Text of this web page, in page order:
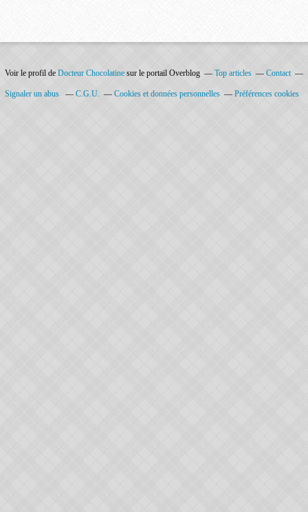
Voir le profil de Docteur Chocolatine sur le portail Overblog Top articles Contact
Signaler un abus C.G.U. Cookies et données personnelles Préférences cookies